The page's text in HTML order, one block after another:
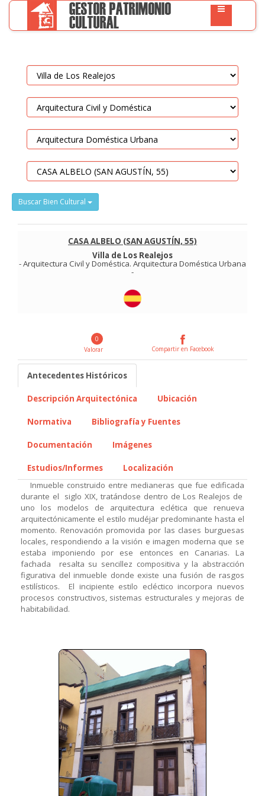
Buscar Bien Cultural
CASA ALBELO (SAN AGUSTÍN, 55)
Villa de Los Realejos
-Arquitectura Civil y Doméstica. Arquitectura Doméstica Urbana
-
0
Valorar
Compartir en Facebook
Antecedentes Históricos
Descripción Arquitectónica Ubicación
Normativa Bibliografía y Fuentes
Documentación Imágenes
Estudios/Informes
Localización
Inmueble construido entre medianeras que fue edificada
durante el siglo XIX, tratándose dentro de Los Realejos de
uno los modelos de arquitectura eclética que renueva
arquitectónicamente el estilo mudéjar predominante hasta el
momento. Renovación promovida por las clases burguesas
locales, respondiendo a la visión e imagen moderna que se
estaba imponiendo por ese entonces en Canarias. La
fachada resalta su sencillez compositiva y la abstracción
figurativa del inmueble donde existe una fusión de rasgos
estilísticos. El incipiente estilo ecléctico incorpora nuevos
procesos constructivos, sistemas estructurales y mejoras de
habitabilidad.